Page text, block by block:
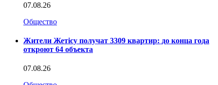
07.08.26
Общество
Жители Жетісу получат 3309 квартир: до конца года
откроют 64 объекта
07.08.26